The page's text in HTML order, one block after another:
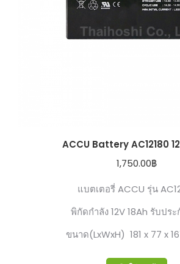
ACCU Battery AC12180
1,750.00฿
แบตเตอรี่ ACCU รุ่น
พิกัดกำลัง 12V 18Ah รับประ
ขนาด(LxWxH) 181 x 77 x